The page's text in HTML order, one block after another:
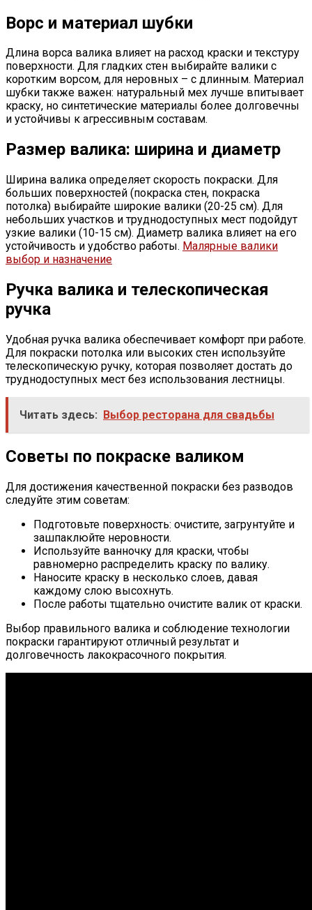
Ворс и материал шубки
Длина ворса валика влияет на расход краски и текстуру
поверхности. Для гладких стен выбирайте валики с
коротким ворсом, для неровных – с длинным. Материал
шубки также важен: натуральный мех лучше впитывает
краску, но синтетические материалы более долговечны
и устойчивы к агрессивным составам.
Размер валика: ширина и диаметр
Ширина валика определяет скорость покраски. Для
больших поверхностей (покраска стен, покраска
потолка) выбирайте широкие валики (20-25 см). Для
небольших участков и труднодоступных мест подойдут
узкие валики (10-15 см). Диаметр валика влияет на его
устойчивость и удобство работы. Малярные валики
выбор и назначение
Ручка валика и телескопическая
ручка
Удобная ручка валика обеспечивает комфорт при работе.
Для покраски потолка или высоких стен используйте
телескопическую ручку, которая позволяет достать до
труднодоступных мест без использования лестницы.
Читать здесь: Выбор ресторана для свадьбы
Советы по покраске валиком
Для достижения качественной покраски без разводов
следуйте этим советам:
Подготовьте поверхность: очистите, загрунтуйте и
зашпаклюйте неровности.
Используйте ванночку для краски, чтобы
равномерно распределить краску по валику.
Наносите краску в несколько слоев, давая
каждому слою высохнуть.
После работы тщательно очистите валик от краски.
Выбор правильного валика и соблюдение технологии
покраски гарантируют отличный результат и
долговечность лакокрасочного покрытия.